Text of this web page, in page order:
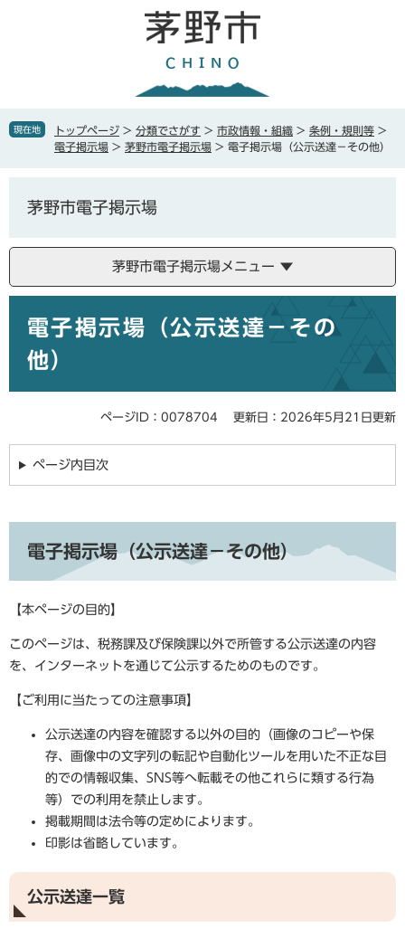
で
ば現在地 トップページ > 分類でさがす > 市政情報・組織 > 条例・規則等 >
電子掲示場 > 茅野市電子掲示場 > 電子掲示場（公示送達－その他）
茅野市電子掲示場
茅野市電子掲示場メニュー
電子掲示場（公示送達－その
他）
ページID：0078704 更新日：2026年5月21日更新
ページ内目次
電子掲示場（公示送達－その他）
【本ページの目的】
このページは、税務課及び保険課以外で所管する公示送達の内容
を、インターネットを通じて公示するためのものです。
【ご利用に当たっての注意事項】
公示送達の内容を確認する以外の目的（画像のコピーや保
存、画像中の文字列の転記や自動化ツールを用いた不正な目
的での情報収集、SNS等へ転載その他これらに類する行為
等）での利用を禁止します。
掲載期間は法令等の定めによります。
印影は省略しています。
公示送達一覧